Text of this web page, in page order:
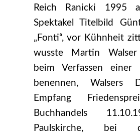
Reich Ranicki 1995
Spektakel Titelbild
„Fonti“, vor Kühnheit
wusste Martin
beim Verfassen einer
benennen, Walsers
Empfang
Buchhandels
Paulskirche,